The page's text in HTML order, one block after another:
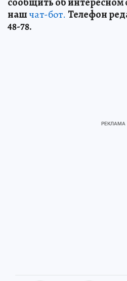
нашчат-бот. Телефон
48-78.